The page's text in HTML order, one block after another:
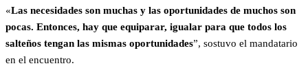
«Las necesidades son muchas y las oportunidades de muchos son
pocas. Entonces, hay que equiparar, igualar para que todos los
salteños tengan las mismas oportunidades”, sostuvo el mandatario
en el encuentro.